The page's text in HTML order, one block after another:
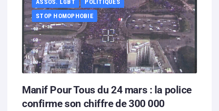
ASSOS. LGBT
POLITIQUES
STOP HOMOPHOBIE
Manif Pour Tous du 24 mars : la police
confirme son chiffre de 300 000